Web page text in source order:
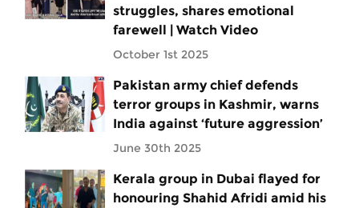
struggles, shares emotional
farewell | Watch Video
October 1st 2025
Pakistan army chief defends
terror groups in Kashmir, warns
India against ‘future aggression’
June 30th 2025
Kerala group in Dubai flayed for
honouring Shahid Afridi amid his